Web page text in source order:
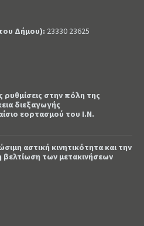
του Δήμου): 23330 23625
στην πόλη της
διεξαγωγής
εορτασμού του Ι.Ν.
αστική κινητικότητα και την
των μετακινήσεων